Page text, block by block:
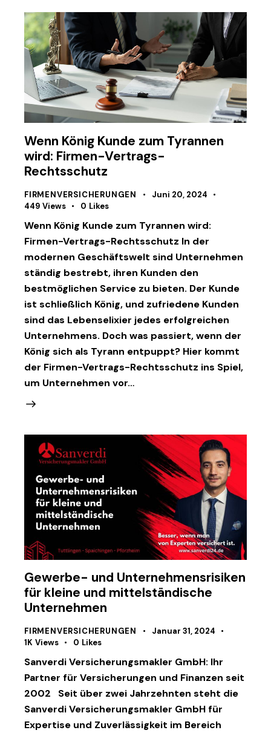
Wenn König Kunde zum Tyrannen
wird: Firmen-Vertrags-
Rechtsschutz
FIRMENVERSICHERUNGEN
Juni 20, 2024
449 Views 0 Likes
Wenn König Kunde zum Tyrannen wird:
Firmen-Vertrags-Rechtsschutz In der
modernen Geschäftswelt sind Unternehmen
ständig bestrebt, ihren Kunden den
bestmöglichen Service zu bieten. Der Kunde
ist schließlich König, und zufriedene Kunden
sind das Lebenselixier jedes erfolgreichen
Unternehmens. Doch was passiert, wenn der
König sich als Tyrann entpuppt? Hier kommt
der Firmen-Vertrags-Rechtsschutz ins Spiel,
um Unternehmen vor…
Gewerbe- und Unternehmensrisiken
für kleine und mittelständische
Unternehmen
FIRMENVERSICHERUNGEN
Januar 31, 2024
1K Views 0 Likes
Sanverdi Versicherungsmakler GmbH: Ihr
Partner für Versicherungen und Finanzen seit
2002 Seit über zwei Jahrzehnten steht die
Sanverdi Versicherungsmakler GmbH für
Expertise und Zuverlässigkeit im Bereich